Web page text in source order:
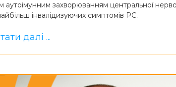
захворюванням центральної
інвалідизуючих симптомів РС.
далі ...